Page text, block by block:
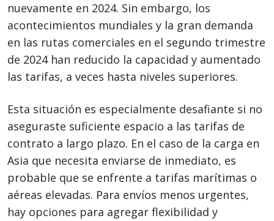
nuevamente en 2024. Sin embargo, los
acontecimientos mundiales y la gran demanda
en las rutas comerciales en el segundo trimestre
de 2024 han reducido la capacidad y aumentado
las tarifas, a veces hasta niveles superiores.
Esta situación es especialmente desafiante si no
aseguraste suficiente espacio a las tarifas de
contrato a largo plazo. En el caso de la carga en
Asia que necesita enviarse de inmediato, es
probable que se enfrente a tarifas marítimas o
aéreas elevadas. Para envíos menos urgentes,
hay opciones para agregar flexibilidad y